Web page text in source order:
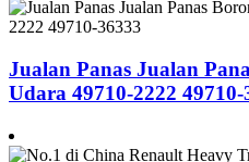
Jualan Panas Jualan
Udara 49710-2222 49710-